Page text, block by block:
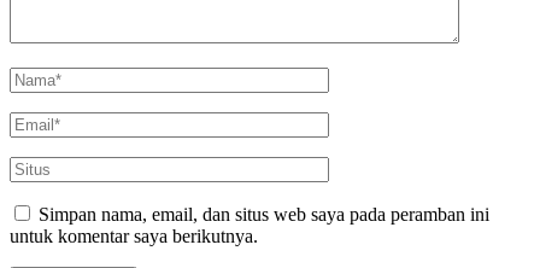
Simpan nama, email, dan situs web saya pada peramban ini
untuk komentar saya berikutnya.